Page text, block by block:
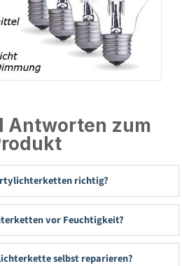
Antworten zum
richtig?
vor Feuchtigkeit?
selbst reparieren?